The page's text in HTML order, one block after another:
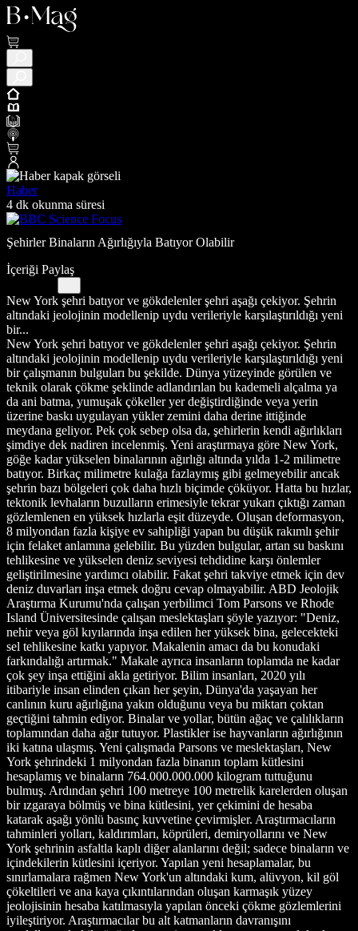
Haber
4 dk okunma süresi
Şehirler Binaların Ağırlığıyla Batıyor Olabilir
İçeriği Paylaş
New York şehri batıyor ve gökdelenler şehri aşağı çekiyor. Şehrin
altındaki jeolojinin modellenip uydu verileriyle karşılaştırıldığı yeni
bir...
New York şehri batıyor ve gökdelenler şehri aşağı çekiyor. Şehrin
altındaki jeolojinin modellenip uydu verileriyle karşılaştırıldığı yeni
bir çalışmanın bulguları bu şekilde. Dünya yüzeyinde görülen ve
teknik olarak çökme şeklinde adlandırılan bu kademeli alçalma ya
da ani batma, yumuşak çökeller yer değiştirdiğinde veya yerin
üzerine baskı uygulayan yükler zemini daha derine ittiğinde
meydana geliyor. Pek çok sebep olsa da, şehirlerin kendi ağırlıkları
şimdiye dek nadiren incelenmiş. Yeni araştırmaya göre New York,
göğe kadar yükselen binalarının ağırlığı altında yılda 1-2 milimetre
batıyor. Birkaç milimetre kulağa fazlaymış gibi gelmeyebilir ancak
şehrin bazı bölgeleri çok daha hızlı biçimde çöküyor. Hatta bu hızlar,
tektonik levhaların buzulların erimesiyle tekrar yukarı çıktığı zaman
gözlemlenen en yüksek hızlarla eşit düzeyde. Oluşan deformasyon,
8 milyondan fazla kişiye ev sahipliği yapan bu düşük rakımlı şehir
için felaket anlamına gelebilir. Bu yüzden bulgular, artan su baskını
tehlikesine ve yükselen deniz seviyesi tehdidine karşı önlemler
geliştirilmesine yardımcı olabilir. Fakat şehri takviye etmek için dev
deniz duvarları inşa etmek doğru cevap olmayabilir. ABD Jeolojik
Araştırma Kurumu'nda çalışan yerbilimci Tom Parsons ve Rhode
Island Üniversitesinde çalışan meslektaşları şöyle yazıyor: "Deniz,
nehir veya göl kıyılarında inşa edilen her yüksek bina, gelecekteki
sel tehlikesine katkı yapıyor. Makalenin amacı da bu konudaki
farkındalığı artırmak." Makale ayrıca insanların toplamda ne kadar
çok şey inşa ettiğini akla getiriyor. Bilim insanları, 2020 yılı
itibariyle insan elinden çıkan her şeyin, Dünya'da yaşayan her
canlının kuru ağırlığına yakın olduğunu veya bu miktarı çoktan
geçtiğini tahmin ediyor. Binalar ve yollar, bütün ağaç ve çalılıkların
toplamından daha ağır tutuyor. Plastikler ise hayvanların ağırlığının
iki katına ulaşmış. Yeni çalışmada Parsons ve meslektaşları, New
York şehrindeki 1 milyondan fazla binanın toplam kütlesini
hesaplamış ve binaların 764.000.000.000 kilogram tuttuğunu
bulmuş. Ardından şehri 100 metreye 100 metrelik karelerden oluşan
bir ızgaraya bölmüş ve bina kütlesini, yer çekimini de hesaba
katarak aşağı yönlü basınç kuvvetine çevirmişler. Araştırmacıların
tahminleri yolları, kaldırımları, köprüleri, demiryollarını ve New
York şehrinin asfaltla kaplı diğer alanlarını değil; sadece binaların ve
içindekilerin kütlesini içeriyor. Yapılan yeni hesaplamalar, bu
sınırlamalara rağmen New York'un altındaki kum, alüvyon, kil göl
çökeltileri ve ana kaya çıkıntılarından oluşan karmaşık yüzey
jeolojisinin hesaba katılmasıyla yapılan önceki çökme gözlemlerini
iyileştiriyor. Araştırmacılar bu alt katmanların davranışını